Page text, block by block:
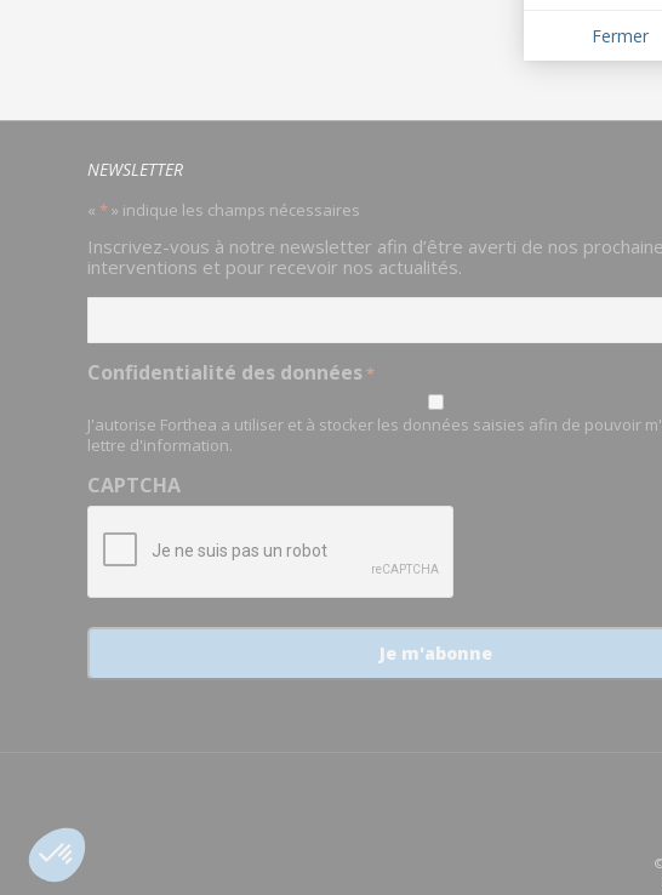
NEWSLETTER
« *» indique les champs nécessaires
*
Inscrivez-vous à notre newsletter afin d’être averti de nos
interventions et pour recevoir nos actualités.
Confidentialité des données *
J'autorise Forthea a utiliser et à stocker les données saisies afin de pouvoir
lettre d'information.
CAPTCHA